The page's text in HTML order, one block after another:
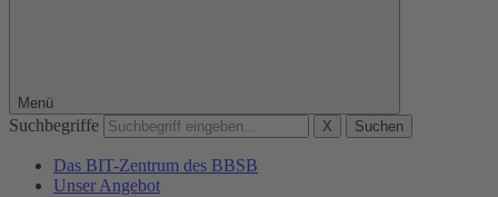
Menü
Suchbegriffe X Suchen
Das BIT-Zentrum des BBSB
Unser Angebot